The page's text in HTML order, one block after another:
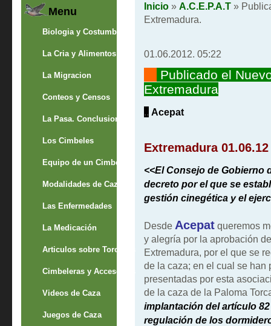
Menu
Biologia y Costumbres
La Cria y Alimentos
La Migracion
Conteos y Censos
La Pasa. Conclusion
Los Cimbeles
Equipo de un Cimbelero
Modalidades de Caza
Las Enfermedades
La Medicación
Articulos sobre Torcaces
Cimbeleras y Accesorios
Videos de Caza
Juegos de Caza
Inicio» A.C.E.P.A.T»
Extremadura.
01.06.2012. 05:22
Publicado el
Extremadura
.. Acepat
Extremadura 01.06.12
<<El Consejo de Gobierno
decreto por el que se
gestión cinegética y el
Desde Acepatqueremos
y alegría por la aprobación
Extremadura, por el que se
de la caza; en el cual se han
presentadas por esta
de la caza de la Paloma
implantación del artículo
regulación de los